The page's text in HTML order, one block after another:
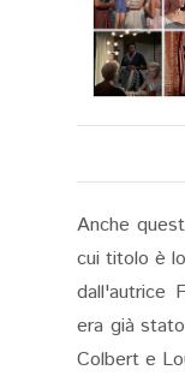
Anche
cui titolo è
dall'autrice
era già
Colbert e